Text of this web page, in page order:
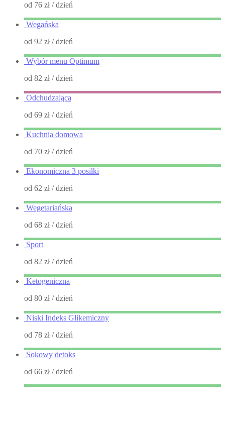
od 76 zł/ dzień
Wegańska
od 92 zł/ dzień
Wybór menu Optimum
od 82 zł/ dzień
Odchudzająca
od 69 zł/ dzień
Kuchnia domowa
od 70 zł/ dzień
Ekonomiczna 3 posiłki
od 62 zł/ dzień
Wegetariańska
od 68 zł/ dzień
Sport
od 82 zł/ dzień
Ketogeniczna
od 80 zł/ dzień
Niski Indeks Glikemiczny
od 78 zł/ dzień
Sokowy detoks
od 66 zł/ dzień